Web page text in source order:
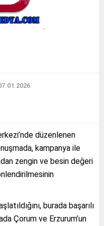
düzenlenen
kampanya ile
zengin ve besin değeri
burada başarılı
Çorum ve Erzurum’un